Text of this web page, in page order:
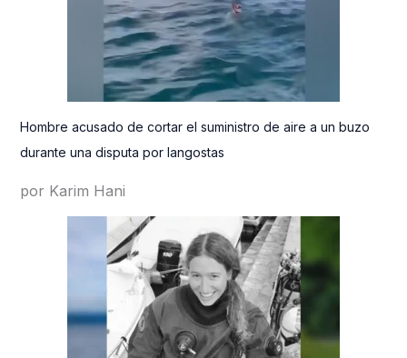
Hombre acusado de cortar el suministro de aire a un buzo
durante una disputa por langostas
por Karim Hani